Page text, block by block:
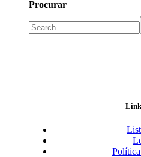
Procurar